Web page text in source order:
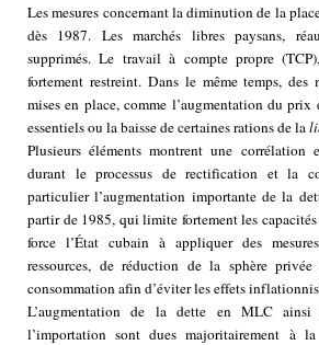
Les mesures concernant la diminution de la
dès 1987. Les marchés libres paysans,
supprimés. Le travail à compte propre
fortement restreint. Dans le même temps, des
mises en place, comme l’augmentation du
essentiels ou la baisse de certaines rations de la
Plusieurs éléments montrent une corrélation
durant le processus de rectification et la
particulier l’augmentation importante de la
partir de 1985, qui limite fortement les
force l’État cubain à appliquer des
ressources, de réduction de la sphère
consommation afin d’éviter les effets
L’augmentation de la dette en MLC
l’importation sont dues majoritairement à